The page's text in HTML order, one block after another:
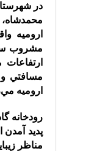
در
محمدشاه،
اروميه
مشروب
مسافتي و
اروميه
رودخانه
پديد آمدن
مناظر